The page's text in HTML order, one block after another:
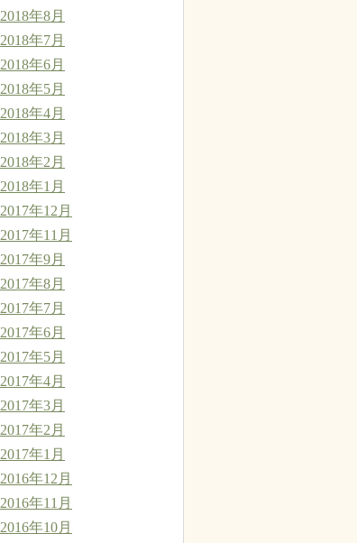
2018年8月
2018年7月
2018年6月
2018年5月
2018年4月
2018年3月
2018年2月
2018年1月
2017年12月
2017年11月
2017年9月
2017年8月
2017年7月
2017年6月
2017年5月
2017年4月
2017年3月
2017年2月
2017年1月
2016年12月
2016年11月
2016年10月